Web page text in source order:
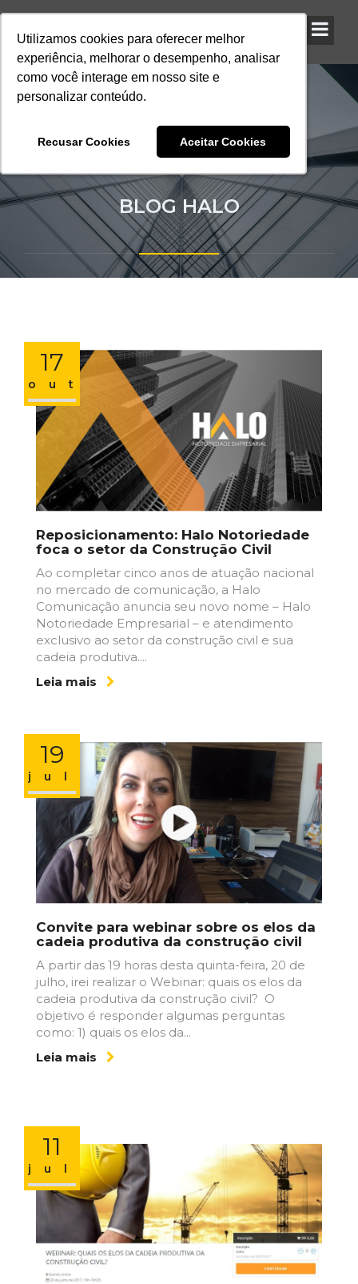
Utilizamos cookies para oferecer melhor
experiência, melhorar o desempenho, analisar
como você interage em nosso site e
personalizar conteúdo.
Recusar Cookies Aceitar Cookies
Utilizamos cookies para oferecer melhor
experiência, melhorar o desempenho, analisar
como você interage em nosso site e
personalizar conteúdo.
Recusar Cookies Aceitar Cookies
Utilizamos cookies para oferecer melhor
experiência, melhorar o desempenho, analisar
como você interage em nosso site e
personalizar conteúdo.
Recusar Cookies Aceitar Cookies
BLOG HALO
17
out
Reposicionamento: Halo Notoriedade
foca o setor da Construção Civil
Ao completar cinco anos de atuação nacional
no mercado de comunicação, a Halo
Comunicação anuncia seu novo nome – Halo
Notoriedade Empresarial – e atendimento
exclusivo ao setor da construção civil e sua
cadeia produtiva....
Leia mais
19
jul
Convite para webinar sobre os elos da
cadeia produtiva da construção civil
A partir das 19 horas desta quinta-feira, 20 de
julho, irei realizar o Webinar: quais os elos da
cadeia produtiva da construção civil? O
objetivo é responder algumas perguntas
como: 1) quais os elos da...
Leia mais
11
jul